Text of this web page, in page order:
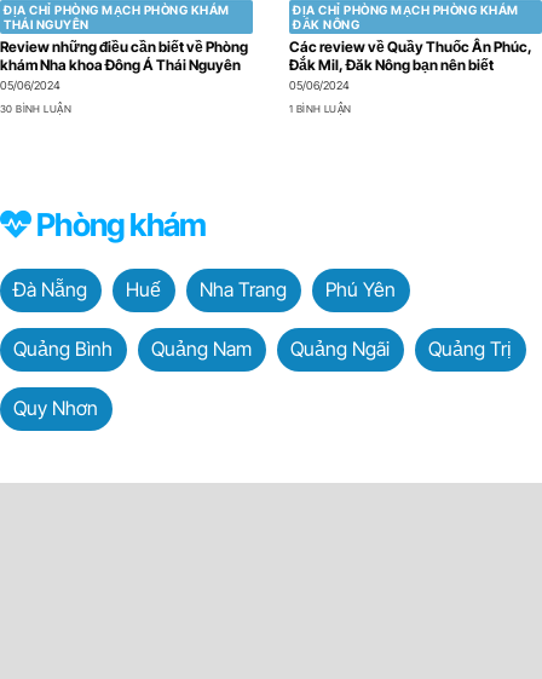
ĐỊA CHỈ PHÒNG MẠCH PHÒNG KHÁM
THÁI NGUYÊN
Review những điều cần biết về Phòng
khám Nha khoa Đông Á Thái Nguyên
05/06/2024
30 BÌNH LUẬN
ĐỊA CHỈ PHÒNG MẠCH PHÒNG KHÁM
ĐẮK NÔNG
Các review về Quầy Thuốc Ân Phúc,
Đắk Mil, Đăk Nông bạn nên biết
05/06/2024
1 BÌNH LUẬN
Phòng khám
Đà Nẵng Huế Nha Trang Phú Yên
Quảng Bình Quảng Nam Quảng Ngãi Quảng Trị
Quy Nhơn